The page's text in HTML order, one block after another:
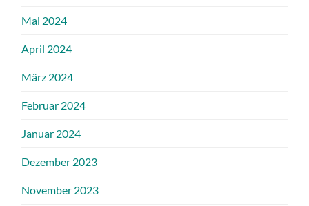
Mai 2024
April 2024
März 2024
Februar 2024
Januar 2024
Dezember 2023
November 2023